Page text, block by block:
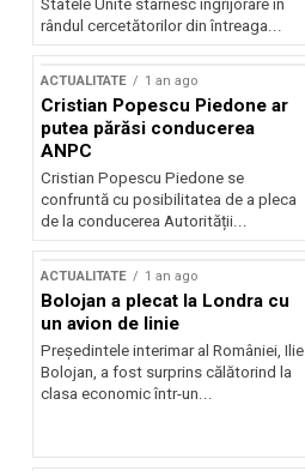
Statele Unite stârnesc îngrijorare în
rândul cercetătorilor din întreaga...
ACTUALITATE 1 an ago
Cristian Popescu Piedone ar
putea părăsi conducerea
ANPC
Cristian Popescu Piedone se
confruntă cu posibilitatea de a pleca
de la conducerea Autorității...
ACTUALITATE 1 an ago
Bolojan a plecat la Londra cu
un avion de linie
Președintele interimar al României, Ilie
Bolojan, a fost surprins călătorind la
clasa economic într-un...